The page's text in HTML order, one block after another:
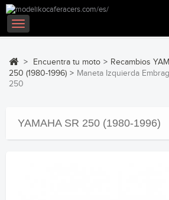
Navegación
Toggle
> Encuentra tu moto > Recambios
250 (1980-1996) > Maneta Izquierda
250
YAMAHA SR 250 (1980-1996)